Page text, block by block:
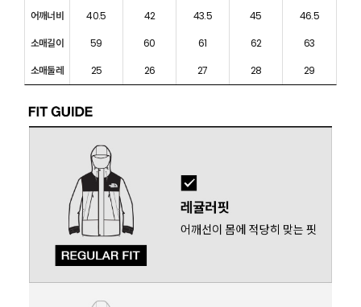
어깨너비
40.5 42 43.5 45
46.5
소매길이
59 60 61 62
63
소매둘레
25 26 27 28 29